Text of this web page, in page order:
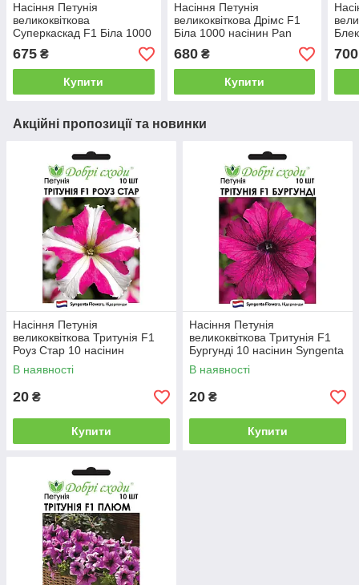
Насіння Петунія
великоквіткова
Суперкаскад F1 Біла 1000
насінин Pan American
675 ₴
Купити
Насіння Петунія
великоквіткова Дрімс F1
Біла 1000 насінин Pan
American
680₴
Купити
Pan
700
Акційні пропозиції та новинки
Насіння Петунія
великоквіткова Тритунія F1
Роуз Стар 10 насінин
Syngenta Добрі Сходи
В наявності
20 ₴
Купити
Насіння Петунія
великоквіткова Тритунія F1
Бургунді 10 насінин Syngenta
Добрі Сходи
В наявності
20 ₴
Купити